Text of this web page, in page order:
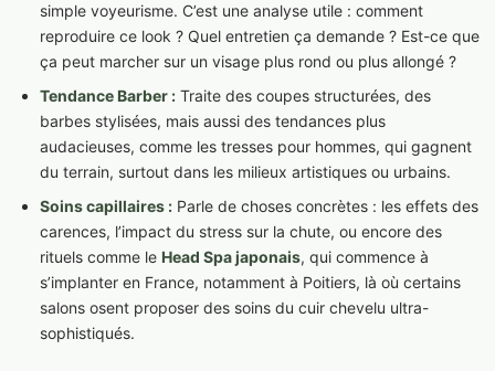
simple voyeurisme. C’est une analyse utile : comment
reproduire ce look ? Quel entretien ça demande ? Est-ce que
ça peut marcher sur un visage plus rond ou plus allongé ?
Tendance Barber : Traite des coupes structurées, des
barbes stylisées, mais aussi des tendances plus
audacieuses, comme les tresses pour hommes, qui gagnent
du terrain, surtout dans les milieux artistiques ou urbains.
Soins capillaires : Parle de choses concrètes : les effets des
carences, l’impact du stress sur la chute, ou encore des
rituels comme le Head Spa japonais, qui commence à
s’implanter en France, notamment à Poitiers, là où certains
salons osent proposer des soins du cuir chevelu ultra-
sophistiqués.